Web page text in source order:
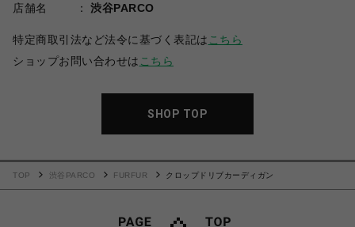
店舗名
渋谷PARCO
特定商取引法など法令に基づく表記は こちら
ショップお問い合わせは こちら
SHOP TOP
TOP 渋谷PARCO FURFUR クロップドリブカーディガン